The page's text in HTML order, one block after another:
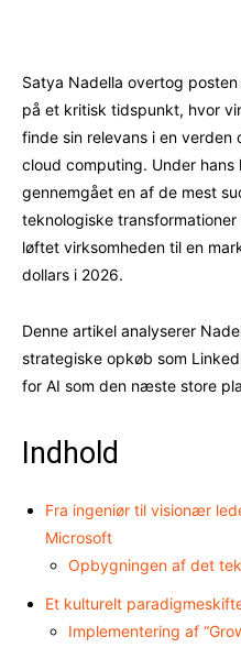
Satya Nadella overtog
på et kritisk tidspunkt, hvor
finde sin relevans i en
cloud computing. Under hans
gennemgået en af de mest
teknologiske
løftet virksomheden til en
dollars i 2026.
Denne artikel analyserer
strategiske opkøb som
for AI som den næste store
Indhold
Fra ingeniør til visionær
Microsoft
Opbygningen af det
Et kulturelt
Implementering af